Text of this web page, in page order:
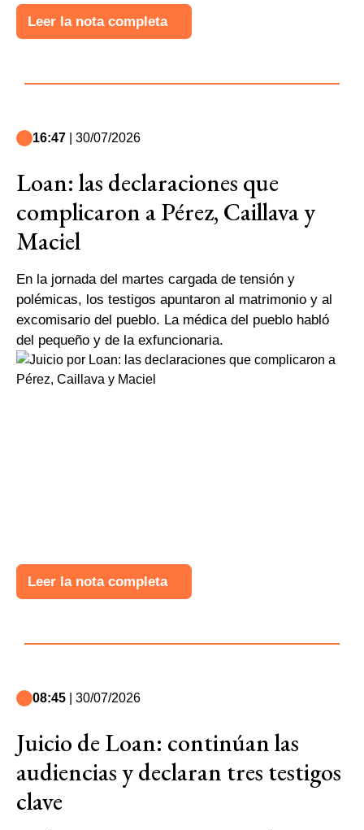
Leer la nota completa
16:47 | 30/07/2026
Loan: las declaraciones que
complicaron a Pérez, Caillava y
Maciel
En la jornada del martes cargada de tensión y
polémicas, los testigos apuntaron al matrimonio y al
excomisario del pueblo. La médica del pueblo habló
del pequeño y de la exfuncionaria.
Leer la nota completa
08:45 | 30/07/2026
Juicio de Loan: continúan las
audiencias y declaran tres testigos
clave